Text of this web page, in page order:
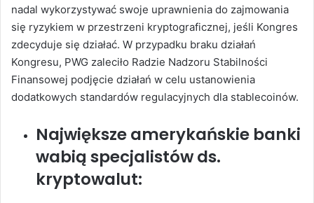
nadal wykorzystywać swoje uprawnienia do zajmowania
się ryzykiem w przestrzeni kryptograficznej, jeśli Kongres
zdecyduje się działać. W przypadku braku działań
Kongresu, PWG zaleciło Radzie Nadzoru Stabilności
Finansowej podjęcie działań w celu ustanowienia
dodatkowych standardów regulacyjnych dla stablecoinów.
Największe amerykańskie banki
wabią specjalistów ds.
kryptowalut: